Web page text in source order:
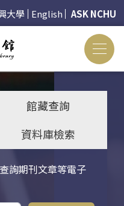
大學 English ASK NCHU
館藏查詢
資料庫檢索
詢期刊文章等電子